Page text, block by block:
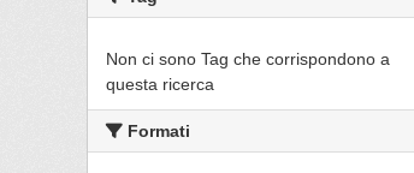
Non ci sono Tag che corrispondono a
questa ricerca
Formati